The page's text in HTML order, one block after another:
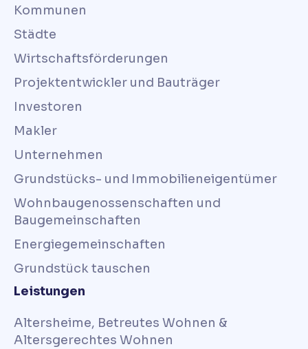
Kommunen
Städte
Wirtschaftsförderungen
Projektentwickler und Bauträger
Investoren
Makler
Unternehmen
Grundstücks- und Immobilieneigentümer
Wohnbaugenossenschaften und
Baugemeinschaften
Energiegemeinschaften
Grundstück tauschen
Leistungen
Altersheime, Betreutes Wohnen &
Altersgerechtes Wohnen